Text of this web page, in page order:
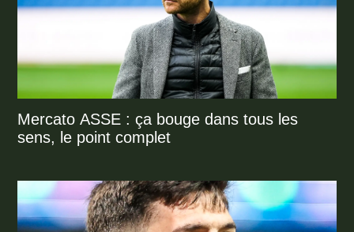
Mercato ASSE : ça bouge dans tous les
sens, le point complet